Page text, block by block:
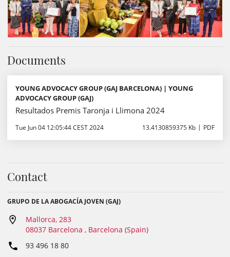
Documents
YOUNG ADVOCACY GROUP (GAJ BARCELONA) | YOUNG
ADVOCACY GROUP (GAJ)
Resultados Premis Taronja i Llimona 2024
Tue Jun 04 12:05:44 CEST 2024 13.4130859375 Kb PDF
Contact
GRUPO DE LA ABOGACÍA JOVEN (GAJ)
Mallorca, 283
08037 Barcelona , Barcelona (Spain)
93 496 18 80